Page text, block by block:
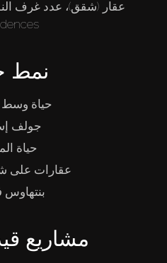
نمط
حياة وسط
جولف
حياة
عقارات على
بنتهاوس
مشاريع